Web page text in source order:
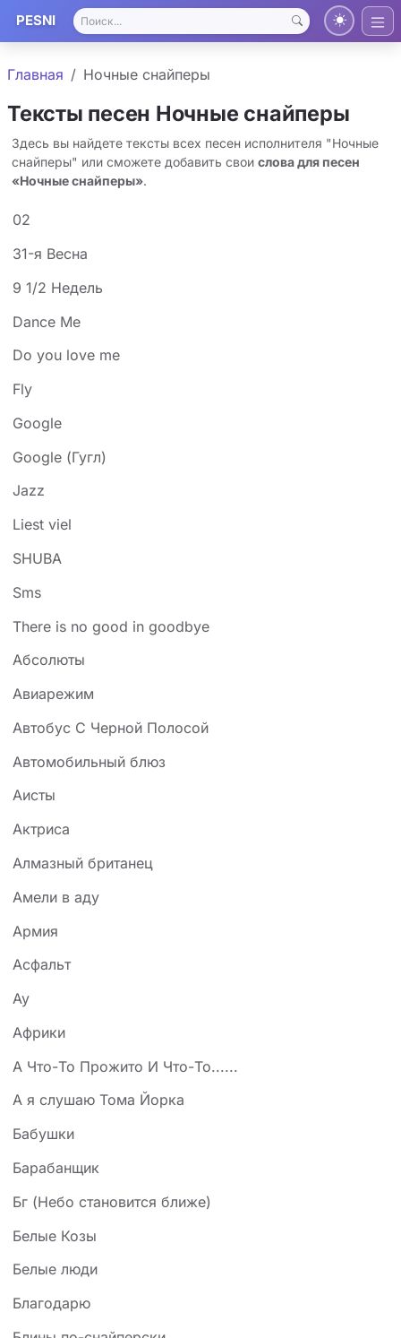
PESNI
Главная Ночные снайперы
Тексты песен Ночные снайперы
Здесь вы найдете тексты всех песен исполнителя "Ночные
снайперы" или сможете добавить свои слова для песен
«Ночные снайперы».
02
31-я Весна
9 1/2 Недель
Dance Me
Do you love me
Fly
Google
Google (Гугл)
Jazz
Liest viel
SHUBA
Sms
There is no good in goodbye
Абсолюты
Авиарежим
Автобус С Черной Полосой
Автомобильный блюз
Аисты
Актриса
Алмазный британец
Амели в аду
Армия
Асфальт
Ау
Африки
А Что-То Прожито И Что-То......
А я слушаю Тома Йорка
Бабушки
Барабанщик
Бг (Небо становится ближе)
Белые Козы
Белые люди
Благодарю